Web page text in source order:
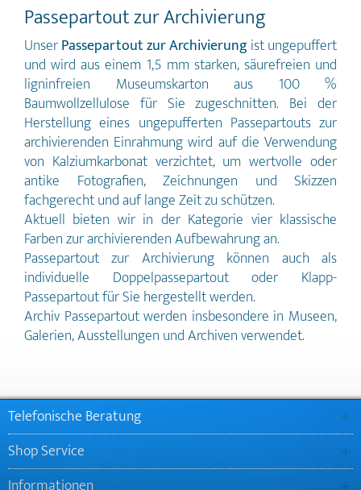
Archivkartons haben einen pH-Wert
von 7,0 - 7,5. Sie sind bis zu einer
maximalen Größe von 80 x 100 cm
erhältlich. Details zu Passepartout
ungepuffert, 1,5 mm: Ungepufferte
Passepartouts sind säure- und
ligninfreie Kartons in 1,5 mm starker
Museumsqualität. Diese sind in vier
Farben zur archivierenden
Aufbewahrung auf Maß in unserem
Konfigurator erhältlich.
Passepartout zur Archivierung
UnserPassepartoutzur Archivierungist ungepuffert
und wird aus einem 1,5 mm starken, säurefreien und
ligninfreien Museumskarton aus 100 %
Baumwollzellulose für Sie zugeschnitten. Bei der
Herstellung eines ungepufferten Passepartouts zur
archivierenden Einrahmung wird auf die Verwendung
von Kalziumkarbonat verzichtet, um wertvolle oder
antike Fotografien, Zeichnungen und Skizzen
fachgerecht und auf lange Zeit zu schützen.
Aktuell bieten wir in der Kategorie vier klassische
Farben zur archivierenden Aufbewahrung an.
Passepartout zur Archivierung können auch als
individuelle Doppelpassepartout oder Klapp-
Passepartout für Sie hergestellt werden.
Archiv Passepartout werden insbesondere in Museen,
Galerien, Ausstellungen und Archiven verwendet.
Telefonische Beratung
Shop Service